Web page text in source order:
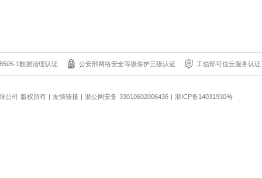
1数据治理认证 公安部网络安全等级保护三级认证 工信部可信云服务认证
公司 版权所有 | 友情链接 | 浙公网安备 33010602006436 | 浙ICP备14031930号